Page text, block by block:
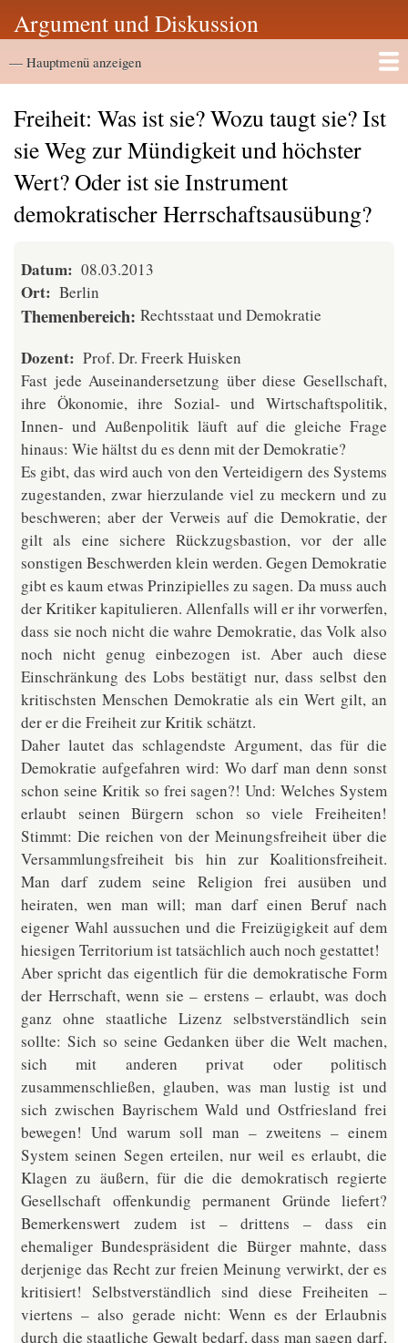
Direkt
zum
Argument und Diskussion
— Hauptmenü anzeigen
Startseite
Vortragsarchiv
Freiheit: Was ist sie? Wozu taugt sie? Ist
sie Weg zur Mündigkeit und höchster
Wert? Oder ist sie Instrument
demokratischer Herrschaftsausübung?
Datum 08.03.2013
Ort Berlin
Themenbereich Rechtsstaat und Demokratie
Dozent
Prof. Dr. Freerk Huisken
Fast jede Auseinandersetzung über diese Gesellschaft,
ihre Ökonomie, ihre Sozial- und Wirtschaftspolitik,
Innen- und Außenpolitik läuft auf die gleiche Frage
hinaus: Wie hältst du es denn mit der Demokratie?
Es gibt, das wird auch von den Verteidigern des Systems
zugestanden, zwar hierzulande viel zu meckern und zu
beschweren; aber der Verweis auf die Demokratie, der
gilt als eine sichere Rückzugsbastion, vor der alle
sonstigen Beschwerden klein werden. Gegen Demokratie
gibt es kaum etwas Prinzipielles zu sagen. Da muss auch
der Kritiker kapitulieren. Allenfalls will er ihr vorwerfen,
dass sie noch nicht die wahre Demokratie, das Volk also
noch nicht genug einbezogen ist. Aber auch diese
Einschränkung des Lobs bestätigt nur, dass selbst den
kritischsten Menschen Demokratie als ein Wert gilt, an
der er die Freiheit zur Kritik schätzt.
Daher lautet das schlagendste Argument, das für die
Demokratie aufgefahren wird: Wo darf man denn sonst
schon seine Kritik so frei sagen?! Und: Welches System
erlaubt seinen Bürgern schon so viele Freiheiten!
Stimmt: Die reichen von der Meinungsfreiheit über die
Versammlungsfreiheit bis hin zur Koalitionsfreiheit.
Man darf zudem seine Religion frei ausüben und
heiraten, wen man will; man darf einen Beruf nach
eigener Wahl aussuchen und die Freizügigkeit auf dem
hiesigen Territorium ist tatsächlich auch noch gestattet!
Aber spricht das eigentlich für die demokratische Form
der Herrschaft, wenn sie – erstens – erlaubt, was doch
ganz ohne staatliche Lizenz selbstverständlich sein
sollte: Sich so seine Gedanken über die Welt machen,
sich mit anderen privat oder politisch
zusammenschließen, glauben, was man lustig ist und
sich zwischen Bayrischem Wald und Ostfriesland frei
bewegen! Und warum soll man – zweitens – einem
System seinen Segen erteilen, nur weil es erlaubt, die
Klagen zu äußern, für die die demokratisch regierte
Gesellschaft offenkundig permanent Gründe liefert?
Bemerkenswert zudem ist – drittens – dass ein
ehemaliger Bundespräsident die Bürger mahnte, dass
derjenige das Recht zur freien Meinung verwirkt, der es
kritisiert! Selbstverständlich sind diese Freiheiten –
viertens – also gerade nicht: Wenn es der Erlaubnis
durch die staatliche Gewalt bedarf, dass man sagen darf,